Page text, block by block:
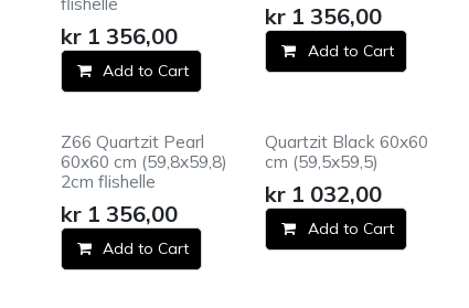
kr 1 356,00
Add to Cart
kr 1 356,00
Add to Cart
Z66 Quartzit Pearl
60x60 cm (59,8x59,8)
2cm flishelle
kr 1 356,00
Add to Cart
Quartzit Black 60x60
cm (59,5x59,5)
kr 1 032,00
Add to Cart